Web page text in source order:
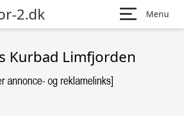
2.dk Menu
Kurbad Limfjorden